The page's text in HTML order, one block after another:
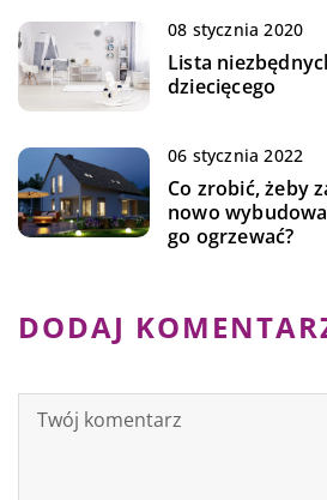
08 stycznia 2020
Lista
dziecięcego
06 stycznia 2022
Co zrobić, żeby
nowo
go ogrzewać?
DODAJ